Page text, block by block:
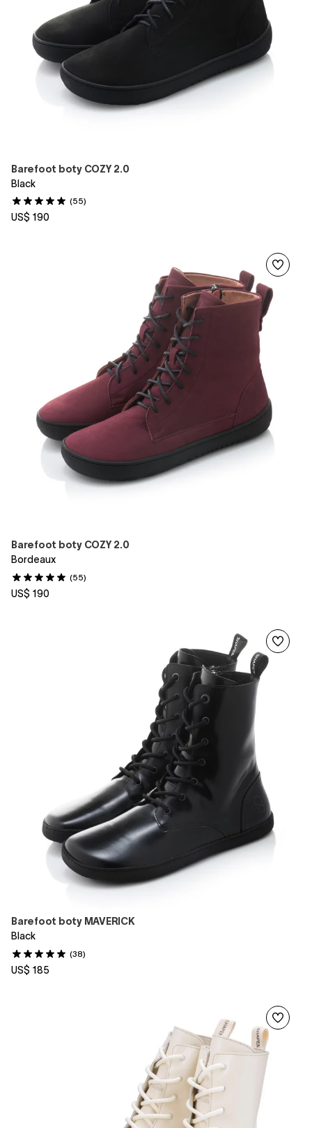
Barefoot boty COZY 2.0
Black
(55)
US$ 190
Barefoot boty COZY 2.0
Bordeaux
(55)
US$ 190
Barefoot boty MAVERICK
Black
(38)
US$ 185